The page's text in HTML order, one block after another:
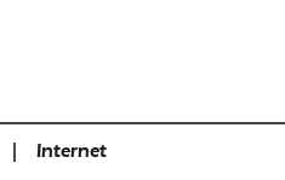
| Internet